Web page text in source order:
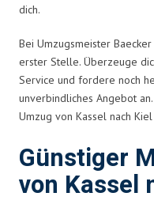
dich.
Bei Umzugsmeister
erster Stelle. Überzeuge
Service und fordere noch
unverbindliches Angebot
Umzug von Kassel nach
Günstiger
von Kassel